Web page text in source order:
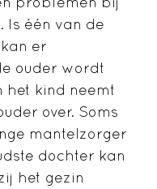
Is één van de
er
ouder wordt
het kind neemt
over. Soms
mantelzorger
dochter kan
het gezin